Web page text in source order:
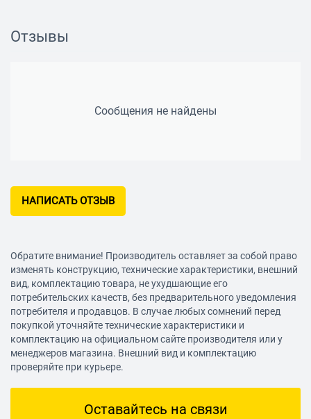
Отзывы
Сообщения не найдены
НАПИСАТЬ ОТЗЫВ
Обратите внимание! Производитель оставляет за собой право
изменять конструкцию, технические характеристики, внешний
вид, комплектацию товара, не ухудшающие его
потребительских качеств, без предварительного уведомления
потребителя и продавцов. В случае любых сомнений перед
покупкой уточняйте технические характеристики и
комплектацию на официальном сайте производителя или у
менеджеров магазина. Внешний вид и комплектацию
проверяйте при курьере.
Оставайтесь на связи